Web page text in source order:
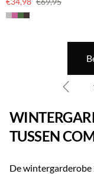
TUSSEN
De